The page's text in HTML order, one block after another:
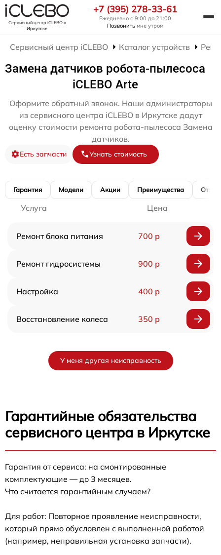
Сервисный центр iCLEBOв
Иркутске
+7 (395) 278-33-61
Ежедневно с 9:00 до 21:00
Позвонить мне утром
Сервисный центр iCLEBO Каталог устройств
Замена датчиков робота-пылесоса
iCLEBO Arte
Оформите обратный звонок. Наши администраторы
из сервисного центра iCLEBO в Иркутске дадут
оценку стоимости ремонта робота-пылесоса Замена
датчиков.
Есть запчасти Узнать стоимость
Гарантия Модели Акции Преимущества
Услуга Цена
Ремонт блока питания 700 р
Ремонт гидросистемы 900 р
Настройка 400 р
Восстановление колеса 350 р
У меня другая неисправность
Гарантийные обязательства
сервисного центра в Иркутске
Гарантия от сервиса: на смонтированные
комплектующие — до 3 месяцев.
Что считается гарантийным случаем?
Для работ: Повторное проявление неисправности,
который прямо обусловлен с выполненной работой
(например, неправильная установка запчасти).